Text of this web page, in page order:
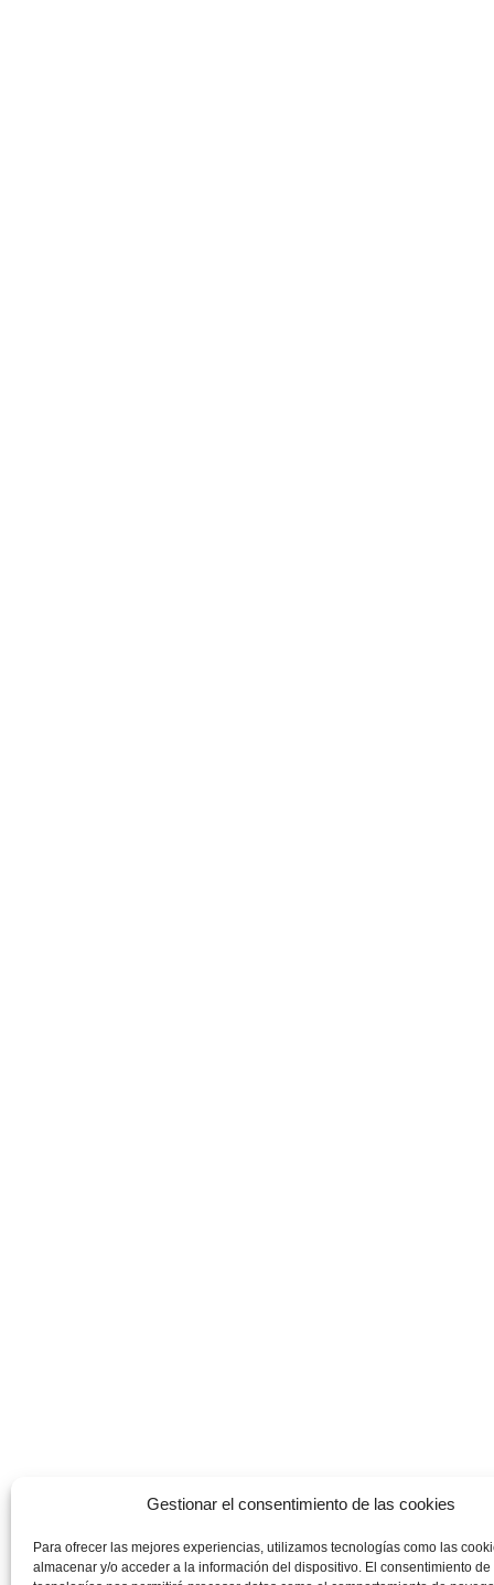
Gestionar el consentimiento de las cookies
Para ofrecer las mejores experiencias, utilizamos tecnologías como las
almacenar y/o acceder a la información del dispositivo. El consentimiento de